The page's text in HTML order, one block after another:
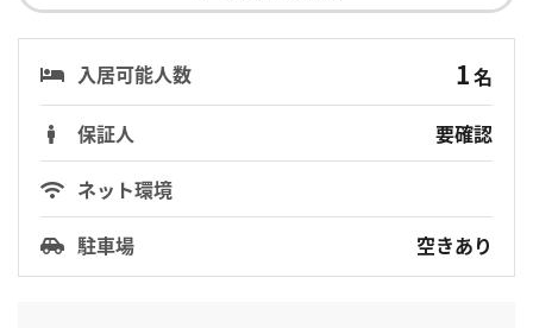
入居可能人数 1名
保証人
要確認
ネット環境
駐車場
空きあり